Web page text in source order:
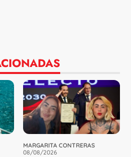
MARGARITA CONTRERAS
08/08/2026